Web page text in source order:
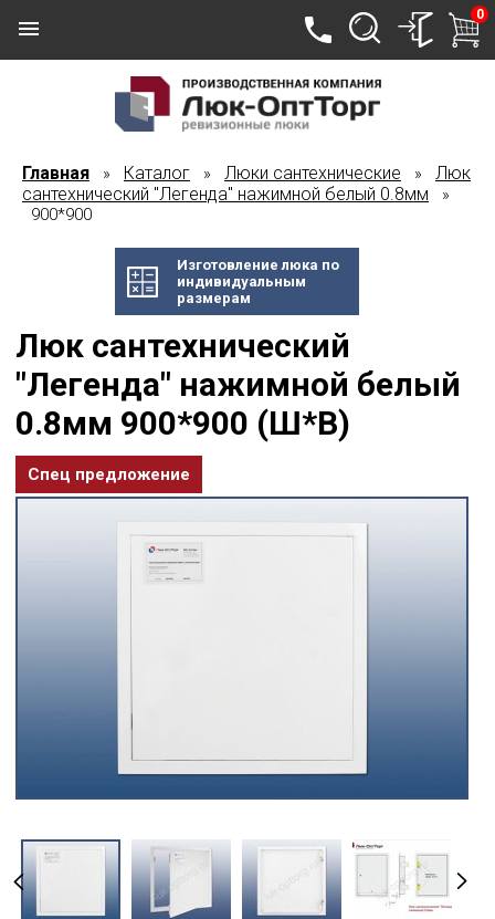
0
Главная » Каталог » Люки сантехнические » Люк
сантехнический "Легенда" нажимной белый 0.8мм »
900*900
Изготовление люка по
индивидуальным
размерам
Люк сантехнический
"Легенда" нажимной белый
0.8мм 900*900 (Ш*В)
Спец предложение